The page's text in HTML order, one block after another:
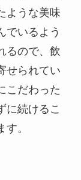
ような美味
でいるよう
るので、飲
せられてい
こだわった
に続けるこ
。